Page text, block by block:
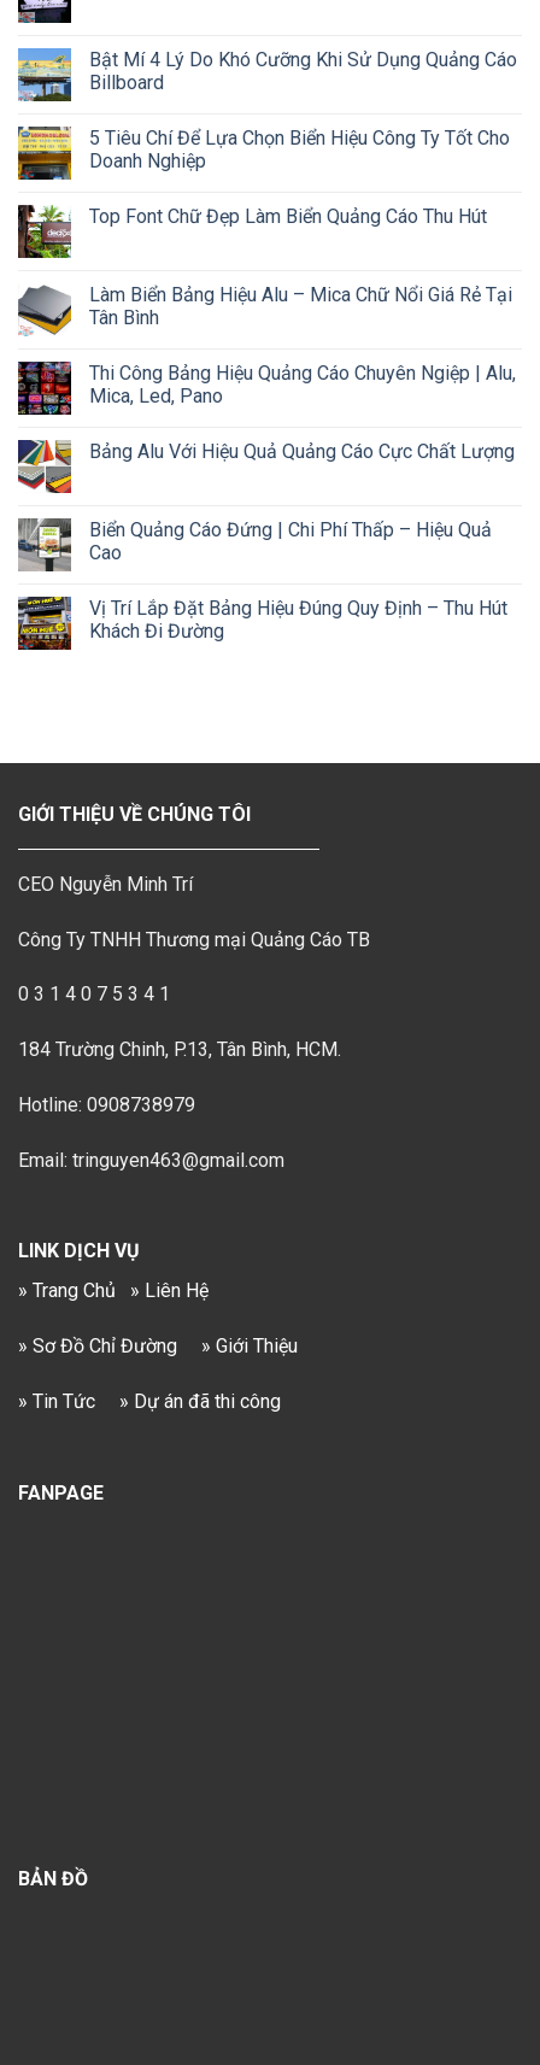
Bật Mí 4 Lý Do Khó Cưỡng Khi Sử Dụng Quảng Cáo
Billboard
5 Tiêu Chí Để Lựa Chọn Biển Hiệu Công Ty Tốt Cho
Doanh Nghiệp
Top Font Chữ Đẹp Làm Biển Quảng Cáo Thu Hút
Làm Biển Bảng Hiệu Alu – Mica Chữ Nổi Giá Rẻ Tại
Tân Bình
Thi Công Bảng Hiệu Quảng Cáo Chuyên Ngiệp | Alu,
Mica, Led, Pano
Bảng Alu Với Hiệu Quả Quảng Cáo Cực Chất Lượng
Biển Quảng Cáo Đứng | Chi Phí Thấp – Hiệu Quả
Cao
Vị Trí Lắp Đặt Bảng Hiệu Đúng Quy Định – Thu Hút
Khách Đi Đường
GIỚI THIỆU VỀ CHÚNG TÔI
CEO Nguyễn Minh Trí
Công Ty TNHH Thương mại Quảng Cáo TB
0 3 1 4 0 7 5 3 4 1
184 Trường Chinh, P.13, Tân Bình, HCM.
Hotline: 0908738979
Email: tringuyen463@gmail.com
LINK DỊCH VỤ
» Trang Chủ
» Liên Hệ
» Sơ Đồ Chỉ Đường » Giới Thiệu
» Tin Tức » Dự án đã thi công
FANPAGE
BẢN ĐỒ